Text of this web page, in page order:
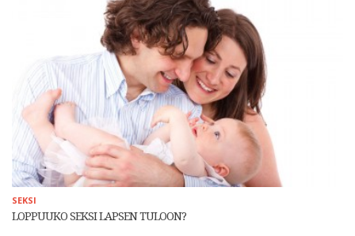
SEKSI
LOPPUUKO SEKSI LAPSEN TULOON?